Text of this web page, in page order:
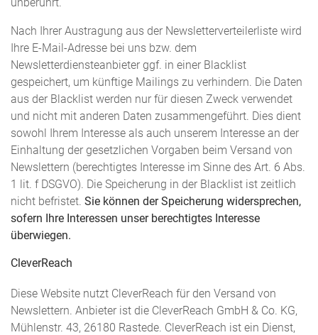
unberührt.
Nach Ihrer Austragung aus der Newsletterverteilerliste wird
Ihre E-Mail-Adresse bei uns bzw. dem
Newsletterdiensteanbieter ggf. in einer Blacklist
gespeichert, um künftige Mailings zu verhindern. Die Daten
aus der Blacklist werden nur für diesen Zweck verwendet
und nicht mit anderen Daten zusammengeführt. Dies dient
sowohl Ihrem Interesse als auch unserem Interesse an der
Einhaltung der gesetzlichen Vorgaben beim Versand von
Newslettern (berechtigtes Interesse im Sinne des Art. 6 Abs.
1 lit. f DSGVO). Die Speicherung in der Blacklist ist zeitlich
nicht befristet. Sie können der Speicherung widersprechen,
sofern Ihre Interessen unser berechtigtes Interesse
überwiegen.
CleverReach
Diese Website nutzt CleverReach für den Versand von
Newslettern. Anbieter ist die CleverReach GmbH & Co. KG,
Mühlenstr. 43, 26180 Rastede. CleverReach ist ein Dienst,